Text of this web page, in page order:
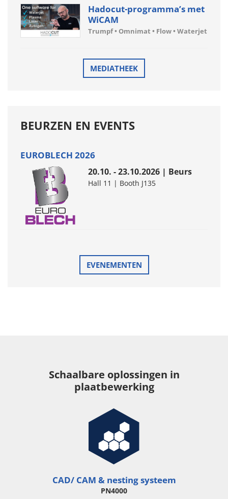
Hadocut-programma’s met
WiCAM
Trumpf • Omnimat • Flow • Waterjet
MEDIATHEEK
BEURZEN EN EVENTS
EUROBLECH 2026
20.10. - 23.10.2026 | Beurs
Hall 11 | Booth J135
EVENEMENTEN
Schaalbare oplossingen in
plaatbewerking
CAD/ CAM & nesting systeem
PN4000